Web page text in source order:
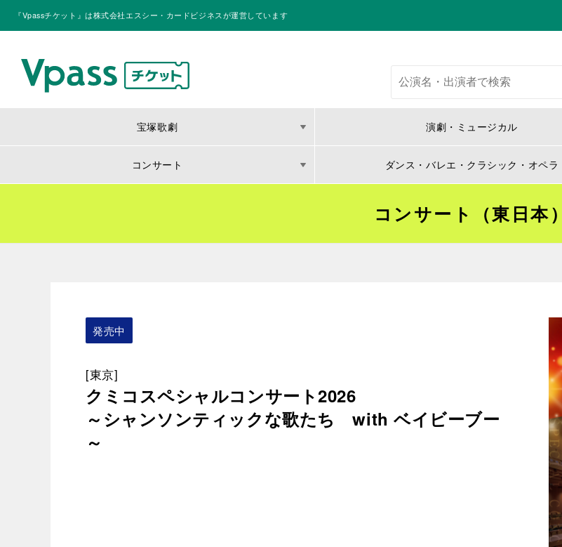
『Vpassチケット』は株式会社エスシー・カードビジネスが運営しています
宝塚歌劇 演劇・ミュージカル
コンサート ダンス・バレエ・クラシック・オペラ
コンサート（東日本）
発売中
[東京]
クミコスペシャルコンサート2026
～シャンソンティックな歌たち with ベイビーブー
～